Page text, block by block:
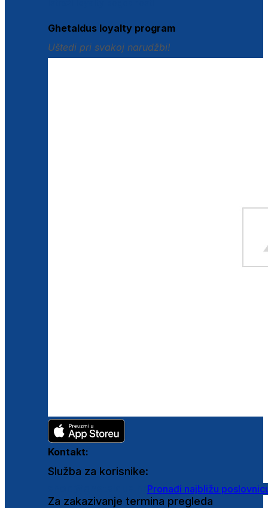
Ghetaldus loyalty program
Uštedi pri svakoj narudžbi!
Kontakt:
Služba za korisnike:
Pronađi najbližu
Za zakazivanje termina pregleda